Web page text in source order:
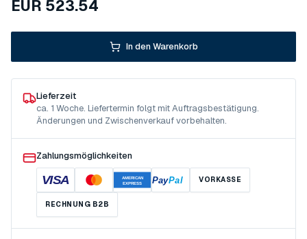
EUR 523.54
In den Warenkorb
Lieferzeit
ca. 1 Woche. Liefertermin folgt mit Auftragsbestätigung.
Änderungen und Zwischenverkauf vorbehalten.
Zahlungsmöglichkeiten
VISA
AMERICAN
EXPRESS
PayPal VORKASSE
RECHNUNG B2B